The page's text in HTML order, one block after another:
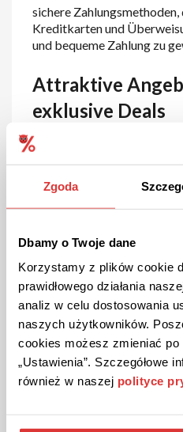
Zgoda
Dbamy o Twoje dane
Korzystamy z plików cookie
prawidłowego działania
analiz w celu dostosowania
naszych użytkowników.
cookies możesz zmieniać
„Ustawienia”. Szczegółowe
również w naszej polityce
sichere
Kreditkarten und
und bequeme Zahlung zu
Attraktive
exklusive Deals
eBay ist bekannt für seine
exklusiven Deals. Die
Sonderaktionen, Rabatte
Kunden stets über die
Angebote informiert.
Engagement für
eBay legt großen Wert auf
angebotenen Produkte und